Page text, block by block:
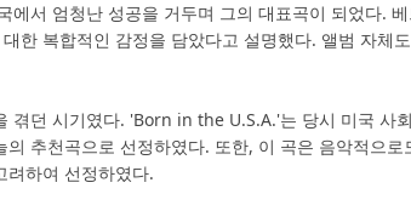
서 엄청난 성공을 거두며 그의 대표곡이 되었다.
한 복합적인 감정을 담았다고 설명했다. 앨범 자체
던 시기였다. 'Born in the U.S.A.'는 당시 미국 사
추천곡으로 선정하였다. 또한, 이 곡은 음악적으
려하여 선정하였다.